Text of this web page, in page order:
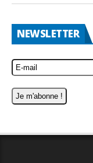
NEWSLETTER